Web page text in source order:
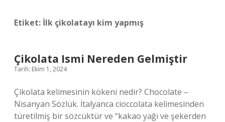
Etiket: İlk çikolatayı kim yapmış
Çikolata Ismi Nereden Gelmiştir
Tarih: Ekim 1, 2024
Çikolata kelimesinin kökeni nedir? Chocolate –
Nisanyan Sözlük. İtalyanca cioccolata kelimesinden
türetilmiş bir sözcüktür ve “kakao yağı ve şekerden